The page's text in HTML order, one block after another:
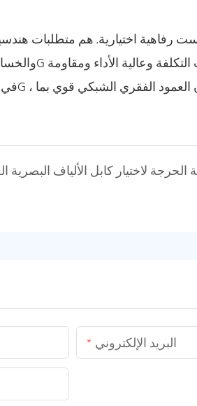
البريد الإلكتروني